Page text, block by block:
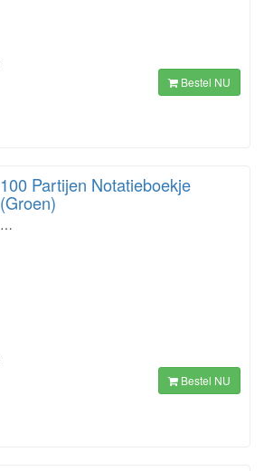
Bestel NU
100 Partijen Notatieboekje
(Groen)
…
Bestel NU